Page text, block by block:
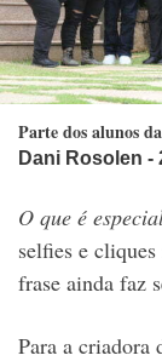
Parte dos alunos
Dani Rosolen -
O que é
selfies e
frase ainda faz
Para a criadora